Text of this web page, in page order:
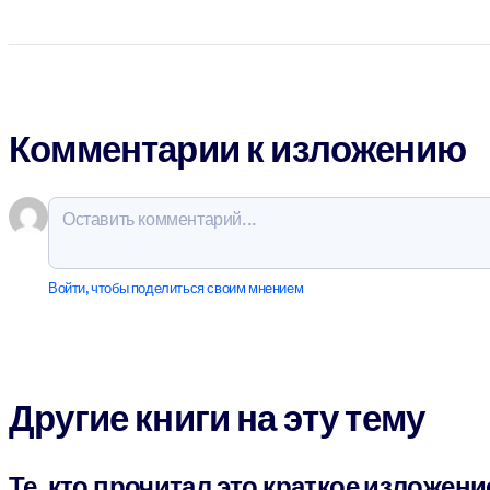
Комментарии к изложению
Войти, чтобы поделиться своим мнением
Другие книги на эту тему